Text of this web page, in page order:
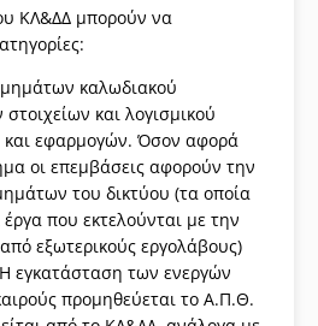
ΚΛ&ΔΔ μπορούν να
καλωδιακού
και λογισμικού
εφαρμογών. Όσον αφορά
οι επεμβάσεις αφορούν την
του δικτύου (τα οποία
που εκτελούνται με την
εξωτερικούς εργολάβους)
εγκατάσταση των ενεργών
προμηθεύεται το Α.Π.Θ.